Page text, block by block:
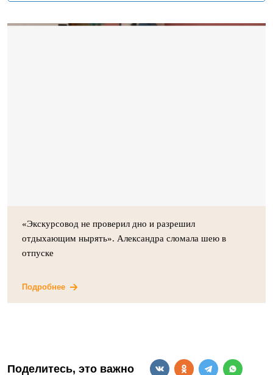
«Экскурсовод не проверил дно и разрешил
отдыхающим нырять». Александра сломала шею в
отпуске
Подробнее
Поделитесь, это важно